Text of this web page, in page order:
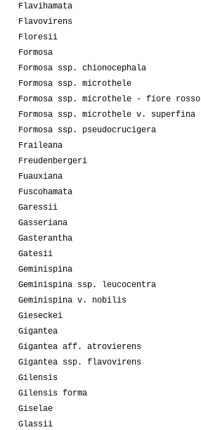
Flavihamata
Flavovirens
Floresii
Formosa
Formosa ssp. chionocephala
Formosa ssp. microthele
Formosa ssp. microthele - fiore rosso
Formosa ssp. microthele v. superfina
Formosa ssp. pseudocrucigera
Fraileana
Freudenbergeri
Fuauxiana
Fuscohamata
Garessii
Gasseriana
Gasterantha
Gatesii
Geminispina
Geminispina ssp. leucocentra
Geminispina v. nobilis
Gieseckei
Gigantea
Gigantea aff. atrovierens
Gigantea ssp. flavovirens
Gilensis
Gilensis forma
Giselae
Glassii